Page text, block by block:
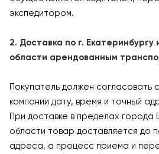
экспедитором.
2. Доставка по г. Екатеринбургу
области арендованным
Покупатель должен согласовать
компании дату, время и точный
При доставке в пределах города
области товар доставляется до
адреса, а процесс приема и